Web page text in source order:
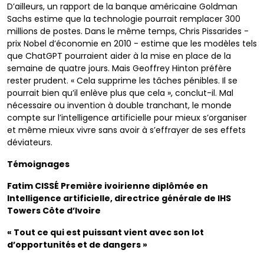
D’ailleurs, un rapport de la banque américaine Goldman
Sachs estime que la technologie pourrait remplacer 300
millions de postes. Dans le même temps, Chris Pissarides -
prix Nobel d’économie en 2010 - estime que les modèles tels
que ChatGPT pourraient aider à la mise en place de la
semaine de quatre jours. Mais Geoffrey Hinton préfère
rester prudent. « Cela supprime les tâches pénibles. Il se
pourrait bien qu’il enlève plus que cela », conclut-il. Mal
nécessaire ou invention à double tranchant, le monde
compte sur l’intelligence artificielle pour mieux s’organiser
et même mieux vivre sans avoir à s’effrayer de ses effets
déviateurs.
Témoignages
Fatim CISSÉ Première ivoirienne diplômée en
Intelligence artificielle, directrice générale de IHS
Towers Côte d’Ivoire
« Tout ce qui est puissant vient avec son lot
d’opportunités et de dangers »